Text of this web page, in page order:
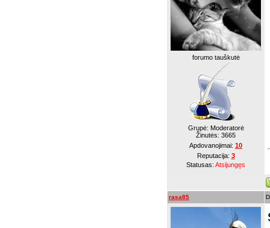
forumo tauškutė
Grupė: Moderatorė
Žinutės: 3665
Apdovanojimai: 10
Reputacija: 3
Statusas: Atsijungęs
rasa85